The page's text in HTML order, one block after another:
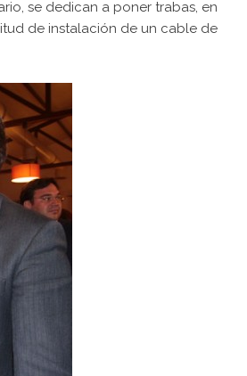
se dedican a poner trabas, en
de instalación de un cable de